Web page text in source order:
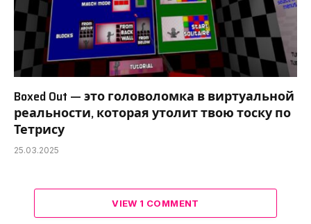
Boxed Out — это головоломка в виртуальной
реальности, которая утолит твою тоску по
Тетрису
25.03.2025
VIEW 1 COMMENT